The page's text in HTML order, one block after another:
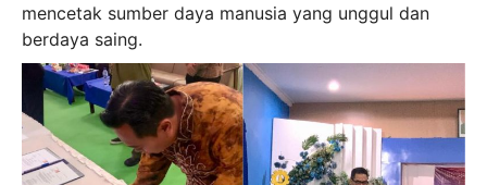
mencetak sumber daya manusia yang unggul dan
berdaya saing.